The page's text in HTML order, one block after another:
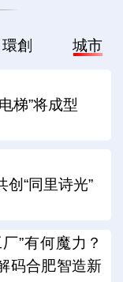
環創 城市
梯”将成型
创“同里诗光”
”有何魔力？
码合肥智造新